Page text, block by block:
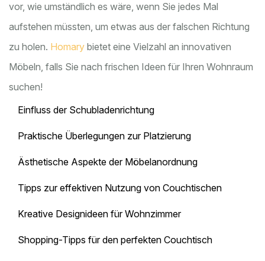
vor, wie umständlich es wäre, wenn Sie jedes Mal
aufstehen müssten, um etwas aus der falschen Richtung
zu holen. Homary bietet eine Vielzahl an innovativen
Möbeln, falls Sie nach frischen Ideen für Ihren Wohnraum
suchen!
Einfluss der Schubladenrichtung
Praktische Überlegungen zur Platzierung
Ästhetische Aspekte der Möbelanordnung
Tipps zur effektiven Nutzung von Couchtischen
Kreative Designideen für Wohnzimmer
Shopping-Tipps für den perfekten Couchtisch